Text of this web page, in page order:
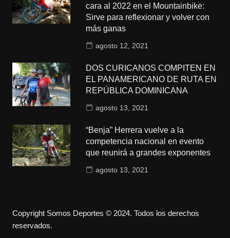
cara al 2022 en el Mountainbike:
Sirve para reflexionar y volver con
más ganas
agosto 12, 2021
DOS CURICANOS COMPITEN EN
EL PANAMERICANO DE RUTA EN
REPÚBLICA DOMINICANA
agosto 13, 2021
“Benja” Herrera vuelve a la
competencia nacional en evento
que reunirá a grandes exponentes
agosto 13, 2021
Copyright Somos Deportes © 2024. Todos los derechos
reservados.